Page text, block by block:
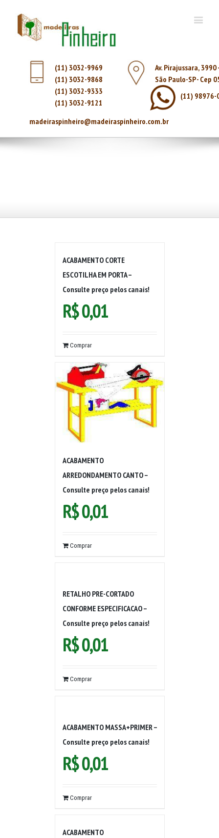
(11) 3032-9969
(11) 3032-9868
(11) 3032-9333
(11) 3032-9121
Av. Pirajussara,
São Paulo-SP - Cep
(11) 98976-
madeiraspinheiro@madeiraspinheiro.com.br
ACABAMENTO CORTE
ESCOTILHA EM PORTA –
Consulte preço pelos canais!
R$0,01
Comprar
ACABAMENTO
ARREDONDAMENTO CANTO –
Consulte preço pelos canais!
R$0,01
Comprar
RETALHO PRE-CORTADO
CONFORME ESPECIFICACAO –
Consulte preço pelos canais!
R$0,01
Comprar
ACABAMENTO MASSA+PRIMER –
Consulte preço pelos canais!
R$0,01
Comprar
ACABAMENTO